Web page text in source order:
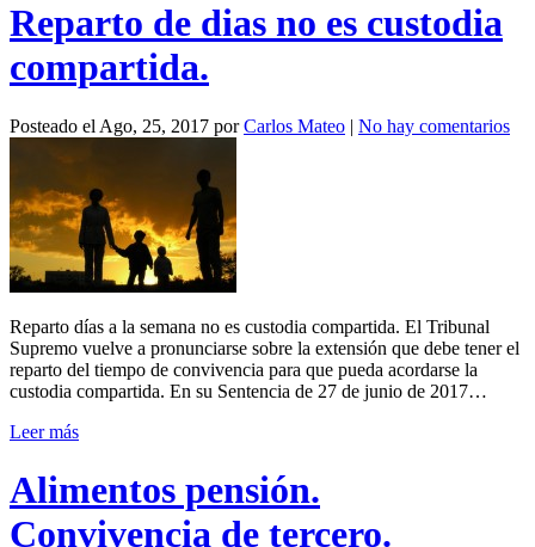
Reparto de dias no es custodia
compartida.
Posteado el Ago, 25, 2017 porCarlos Mateo | No hay comentarios
Reparto días a la semana no es custodia compartida. El Tribunal
Supremo vuelve a pronunciarse sobre la extensión que debe tener el
reparto del tiempo de convivencia para que pueda acordarse la
custodia compartida. En su Sentencia de 27 de junio de 2017…
Leer más
Alimentos pensión.
Convivencia de tercero.